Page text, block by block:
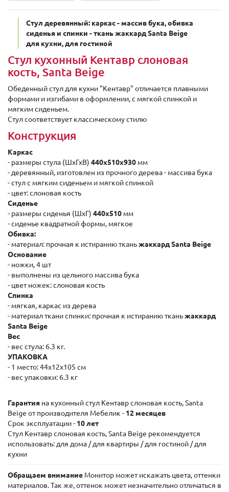
Стул деревянный: каркас - массив бука, обивка
сиденья и спинки - ткань жаккард Santa Beige
для кухни, для гостиной
Стул кухонный Кентавр слоновая
кость, Santa Beige
Обеденный стул для кухни "Кентавр" отличается плавными
формами и изгибами в оформлении, с мягкой спинкой и
мягким сиденьем.
Стул соответствует классическому стилю
Конструкция
Каркас
- размеры стула (ШхГхВ) 440х510х930 мм
- деревянный, изготовлен из прочного дерева - массива бука
- стул с мягким сиденьем и мягкой спинкой
- цвет: слоновая кость
Сиденье
- размеры сиденья (ШхГ) 440x510 мм
- сиденье квадратной формы, мягкое
Обивка:
- материал: прочная к истиранию тканьжаккард Santa Beige
Основание
- ножки, 4 шт
- выполнены из цельного массива бука
- цвет ножек: слоновая кость
Спинка
- мягкая, каркас из дерева
- материал ткани спинки: прочная к истиранию тканьжаккард
Santa Beige
Вес
- вес стула: 6.3 кг.
УПАКОВКА
- 1 место: 44x12x105 см
- вес упаковки: 6.3 кг
Гарантия на кухонный стул Кентавр слоновая кость, Santa
Beige от производителя Мебелик - 12 месяцев
Срок эксплуатации - 10 лет
Стул Кентавр слоновая кость, Santa Beige рекомендуется
использовать: для дома / для квартиры / для гостиной / для
кухни
Обращаем внимание Монитор может искажать цвета, оттенки
материалов. Так же, оттенок может незначительно отличаться в